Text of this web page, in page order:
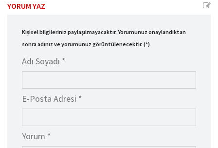
YORUM YAZ
Kişisel bilgileriniz paylaşılmayacaktır. Yorumunuz onaylandıktan
sonra adınız ve yorumunuz görüntülenecektir. (*)
Adı Soyadı *
E-Posta Adresi *
Yorum *